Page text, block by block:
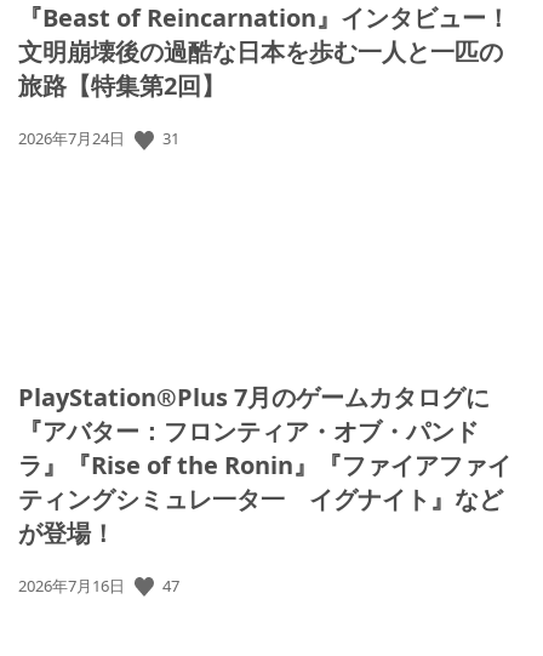
『Beast of Reincarnation』インタビュー！
文明崩壊後の過酷な日本を歩む一人と一匹の
旅路【特集第2回】
公
2026年7月24日 31
PlayStation®Plus 7月のゲームカタログに
『アバター：フロンティア・オブ・パンド
ラ』『Rise of the Ronin』『ファイアファイ
ティングシミュレ一タ一 イグナイト』など
が登場！
公
2026年7月16日 47